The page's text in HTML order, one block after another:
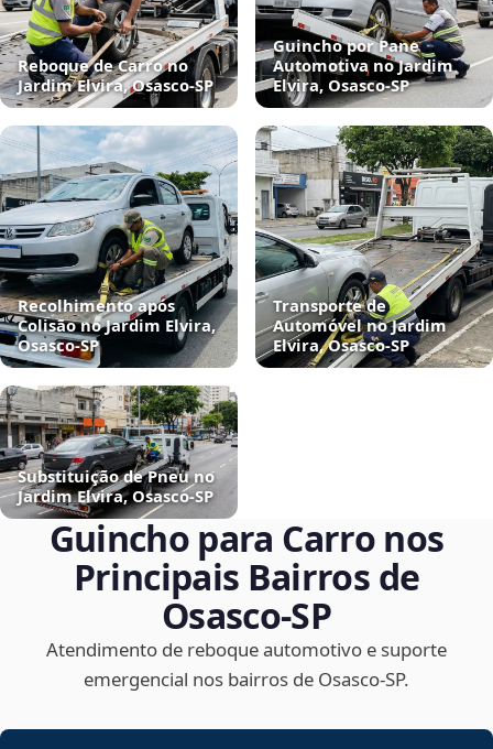
Reboque de Carro no
Jardim Elvira, Osasco‑SP
Guincho por Pane
Automotiva no Jardim
Elvira, Osasco‑SP
Recolhimento após
Colisão no Jardim Elvira,
Osasco‑SP
Transporte de
Automóvel no Jardim
Elvira, Osasco‑SP
Substituição de Pneu no
Jardim Elvira, Osasco‑SP
Guincho para Carro nos
Principais Bairros de
Osasco‑SP
Atendimento de reboque automotivo e suporte
emergencial nos bairros de Osasco‑SP.